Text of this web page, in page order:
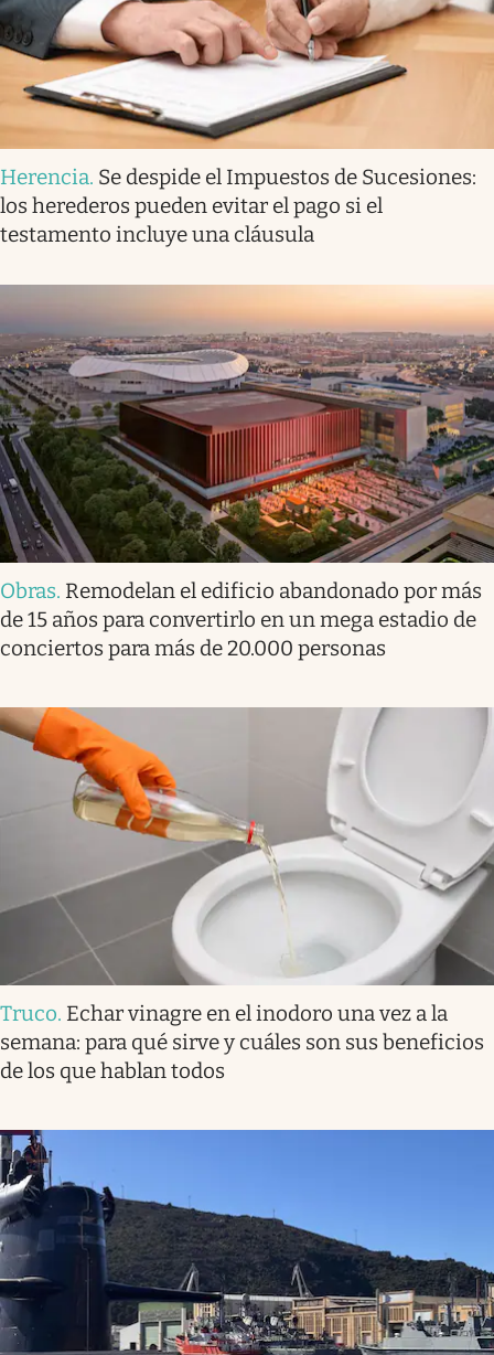
Herencia. Se despide el Impuestos de Sucesiones:
los herederos pueden evitar el pago si el
testamento incluye una cláusula
Obras. Remodelan el edificio abandonado por más
de 15 años para convertirlo en un mega estadio de
conciertos para más de 20.000 personas
Truco. Echar vinagre en el inodoro una vez a la
semana: para qué sirve y cuáles son sus beneficios
de los que hablan todos